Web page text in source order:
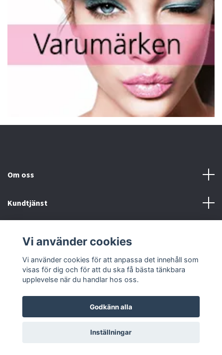
Om oss
Kundtjänst
Sociala medier
© 2026 Onstyle
Vi använder cookies
Vi använder cookies för att anpassa det innehåll som
visas för dig och för att du ska få bästa tänkbara
upplevelse när du handlar hos oss.
Godkänn alla
Inställningar